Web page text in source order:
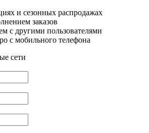
и сезонных распродажах
заказов
с другими пользователями
с мобильного телефона
сети